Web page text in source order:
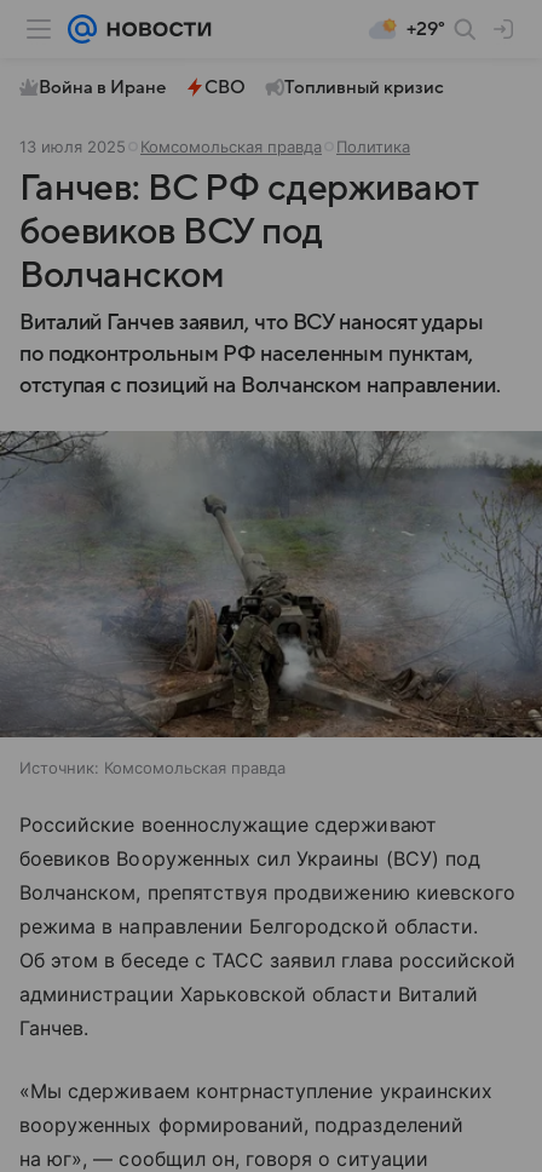
+29°
Война в Иране СВО Топливный кризис
13 июля 2025 Комсомольская правда Политика
Ганчев: ВС РФ сдерживают
боевиков ВСУ под
Волчанском
Виталий Ганчев заявил, что ВСУ наносят удары
по подконтрольным РФ населенным пунктам,
отступая с позиций на Волчанском направлении.
Источник: Комсомольская правда
Российские военнослужащие сдерживают
боевиков Вооруженных сил Украины (ВСУ) под
Волчанском, препятствуя продвижению киевского
режима в направлении Белгородской области.
Об этом в беседе с ТАСС заявил глава российской
администрации Харьковской области Виталий
Ганчев.
«Мы сдерживаем контрнаступление украинских
вооруженных формирований, подразделений
на юг», — сообщил он, говоря о ситуации